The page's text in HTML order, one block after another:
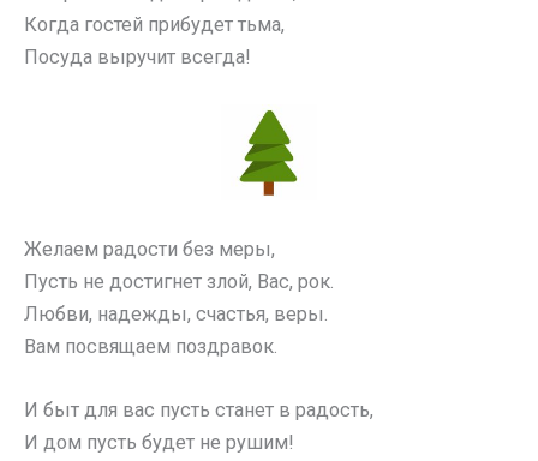
Когда гостей прибудет тьма,
Посуда выручит всегда!
Желаем радости без меры,
Пусть не достигнет злой, Вас, рок.
Любви, надежды, счастья, веры.
Вам посвящаем поздравок.
И быт для вас пусть станет в радость,
И дом пусть будет не рушим!